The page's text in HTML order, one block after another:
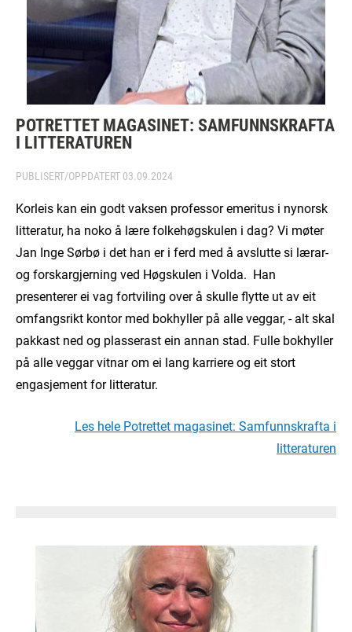
POTRETTET MAGASINET: SAMFUNNSKRAFTA
I LITTERATUREN
PUBLISERT/OPPDATERT 03.09.2024
Korleis kan ein godt vaksen professor emeritus i nynorsk
litteratur, ha noko å lære folkehøgskulen i dag? Vi møter
Jan Inge Sørbø i det han er i ferd med å avslutte si lærar-
og forskargjerning ved Høgskulen i Volda. Han
presenterer ei vag fortviling over å skulle flytte ut av eit
omfangsrikt kontor med bokhyller på alle veggar, - alt skal
pakkast ned og plasserast ein annan stad. Fulle bokhyller
på alle veggar vitnar om ei lang karriere og eit stort
engasjement for litteratur.
Les hele Potrettet magasinet: Samfunnskrafta i
litteraturen